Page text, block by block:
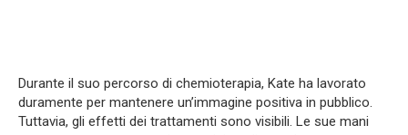
Durante il suo percorso di chemioterapia, Kate ha lavorato
duramente per mantenere un’immagine positiva in pubblico.
Tuttavia, gli effetti dei trattamenti sono visibili. Le sue mani